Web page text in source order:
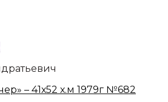
– 41х52 х.м 1979г №682